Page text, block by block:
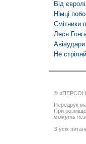
Від
Німці
Смітники
Леся
Авіаудари
Не
©
Передрук
При
можуть
З усіх